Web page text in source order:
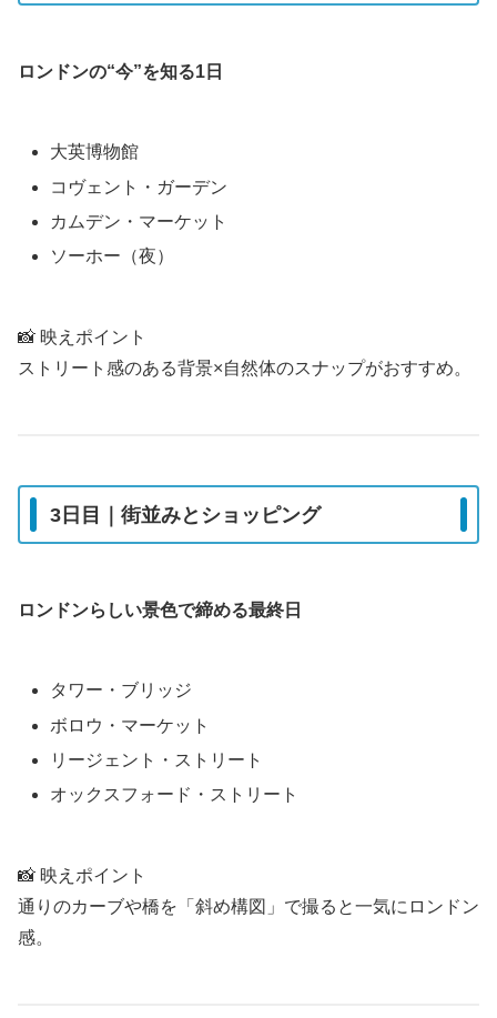
ロンドンの“今”を知る1日
大英博物館
コヴェント・ガーデン
カムデン・マーケット
ソーホー（夜）
📸 映えポイント
ストリート感のある背景×自然体のスナップがおすすめ。
3日目｜街並みとショッピング
ロンドンらしい景色で締める最終日
タワー・ブリッジ
ボロウ・マーケット
リージェント・ストリート
オックスフォード・ストリート
📸 映えポイント
通りのカーブや橋を「斜め構図」で撮ると一気にロンドン
感。